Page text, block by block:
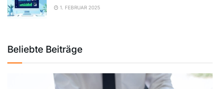
1. FEBRUAR 2025
Beliebte Beiträge